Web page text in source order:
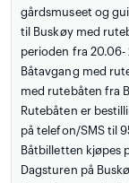
gårdsmuseet og
til Buskøy med
perioden fra 20.06-
Båtavgang med
med rutebåten fra
Rutebåten er
på telefon/SMS til
Båtbilletten kjøpes
Dagsturen på